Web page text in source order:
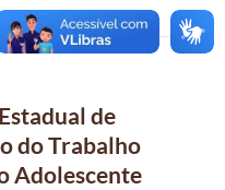
de
do Trabalho
Adolescente